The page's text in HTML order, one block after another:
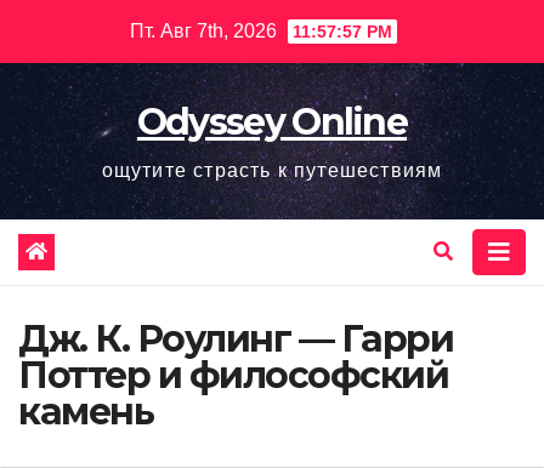
содержимому
Пт. Авг 7th, 2026 11:57:58 PM
Odyssey Online
ощутите страсть к путешествиям
Дж. К. Роулинг — Гарри
Поттер и философский
камень